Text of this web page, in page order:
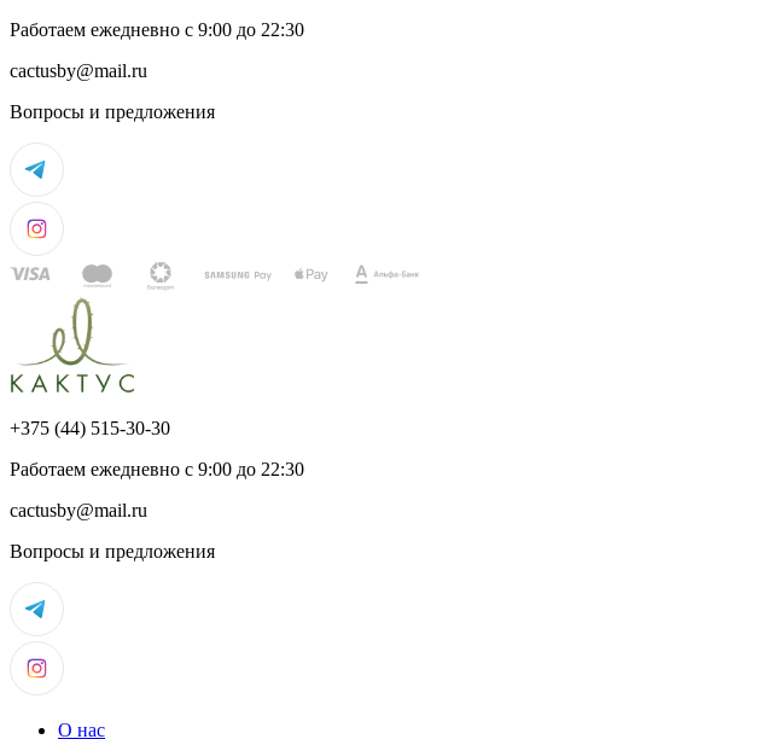
Работаем ежедневно с 9:00 до 22:30
cactusby@mail.ru
Вопросы и предложения
+375 (44) 515-30-30
Работаем ежедневно с 9:00 до 22:30
cactusby@mail.ru
Вопросы и предложения
О нас